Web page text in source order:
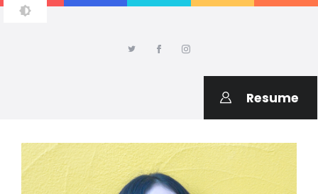
Resume
AMIKO SAITO DESIGN